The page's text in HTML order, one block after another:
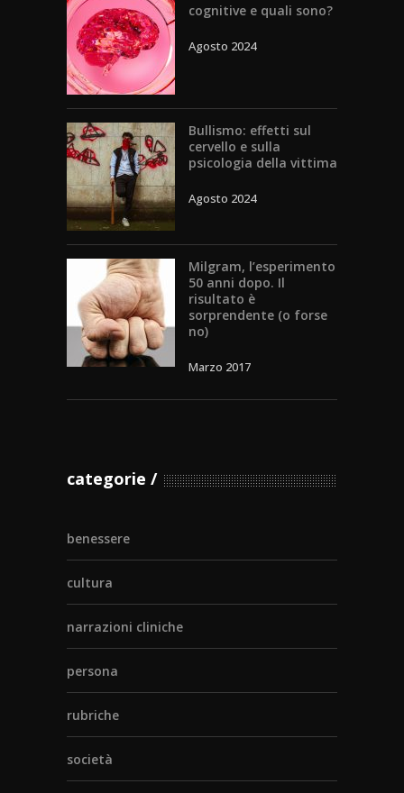
cognitive e quali sono?
Agosto 2024
Bullismo: effetti sul
cervello e sulla
psicologia della vittima
Agosto 2024
Milgram, l’esperimento
50 anni dopo. Il
risultato è
sorprendente (o forse
no)
Marzo 2017
categorie
benessere
cultura
narrazioni cliniche
persona
rubriche
società